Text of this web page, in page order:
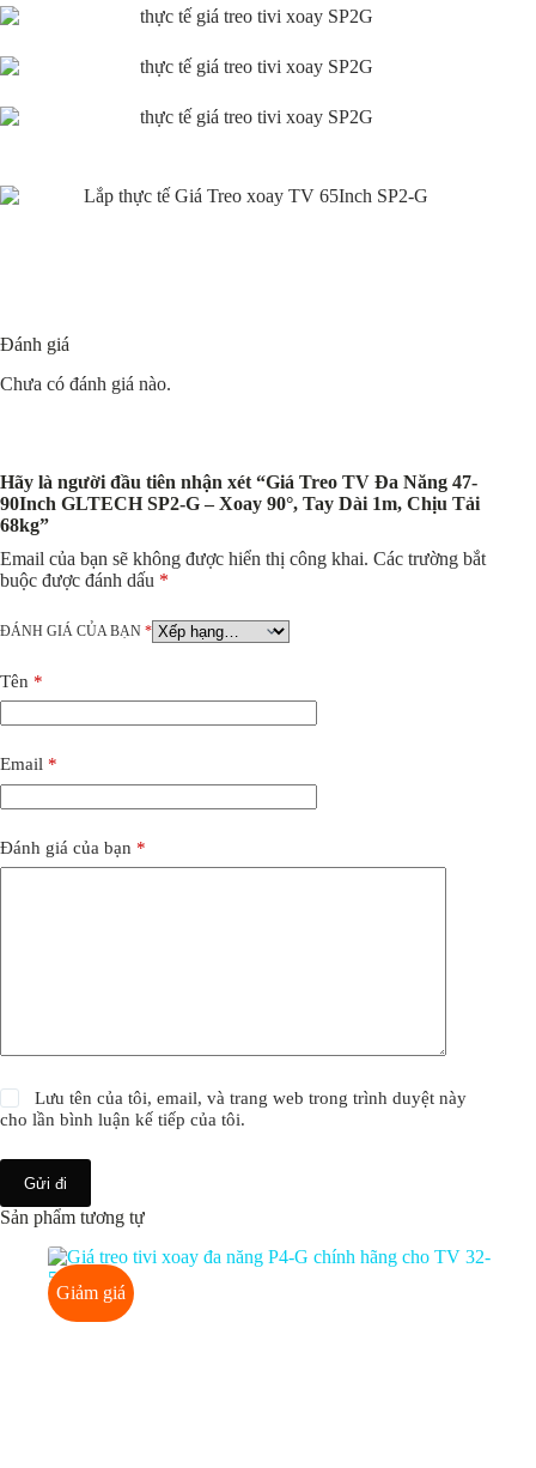
Đánh giá
Chưa có đánh giá nào.
Hãy là người đầu tiên nhận xét “Giá Treo TV Đa Năng 47-
90Inch GLTECH SP2-G – Xoay 90°, Tay Dài 1m, Chịu Tải
68kg”
Email của bạn sẽ không được hiển thị công khai. Các trường bắt
buộc được đánh dấu *
ĐÁNH GIÁ CỦA BẠN *
Tên *
Email *
Đánh giá của bạn *
Lưu tên của tôi, email, và trang web trong trình duyệt này
cho lần bình luận kế tiếp của tôi.
Gửi đi
Sản phẩm tương tự
Giảm giá